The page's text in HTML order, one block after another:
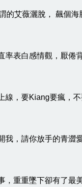
艾薇灑脫， 飆個海
表白感情觀，厭倦
，要Kiang要瘋，不
，請你放手的青澀愛
重重墜下卻有了最美